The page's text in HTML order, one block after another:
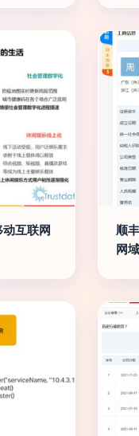
互联网
顺
网